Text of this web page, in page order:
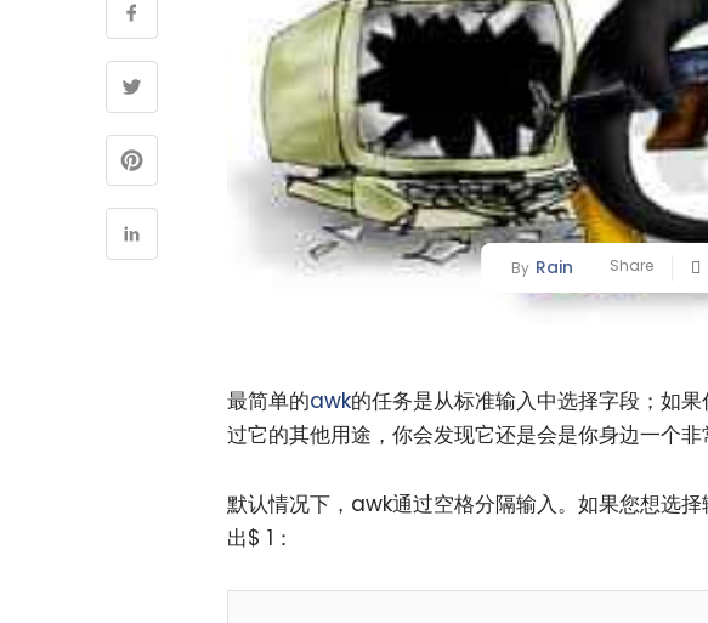
By Rain Share
最简单的awk的任务是从标准输入中选择字段；如果
过它的其他用途，你会发现它还是会是你身边一个非
默认情况下，awk通过空格分隔输入。如果您想选
出$ 1：